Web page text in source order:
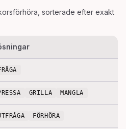
, sorterade efter exakt
GRILLA MANGLA
FÖRHÖRA